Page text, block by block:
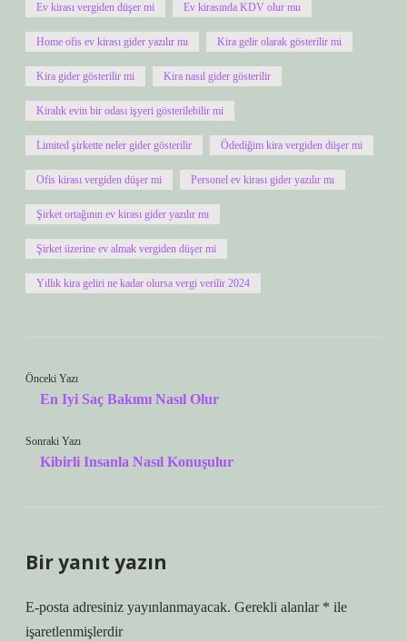
Ev kirası vergiden düşer mi Ev kirasında KDV olur mu
Home ofis ev kirası gider yazılır mı Kira gelir olarak gösterilir mi
Kira gider gösterilir mi Kira nasıl gider gösterilir
Kiralık evin bir odası işyeri gösterilebilir mi
Limited şirkette neler gider gösterilir Ödediğim kira vergiden düşer mi
Ofis kirası vergiden düşer mi Personel ev kirası gider yazılır mı
Şirket ortağının ev kirası gider yazılır mı
Şirket üzerine ev almak vergiden düşer mi
Yıllık kira geliri ne kadar olursa vergi verilir 2024
Önceki Yazı
En Iyi Saç Bakımı Nasıl Olur
Sonraki Yazı
Kibirli Insanla Nasıl Konuşulur
Bir yanıt yazın
E-posta adresiniz yayınlanmayacak. Gerekli alanlar * ile
işaretlenmişlerdir